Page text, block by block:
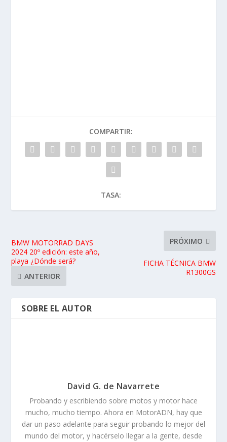
COMPARTIR:
TASA:
BMW MOTORRAD DAYS
2024 20º edición: este año,
playa ¿Dónde será?
ANTERIOR
PRÓXIMO
FICHA TÉCNICA BMW
R1300GS
SOBRE EL AUTOR
David G. de Navarrete
Probando y escribiendo sobre motos y motor hace
mucho, mucho tiempo. Ahora en MotorADN, hay que
dar un paso adelante para seguir probando lo mejor del
mundo del motor, y hacérselo llegar a la gente, desde